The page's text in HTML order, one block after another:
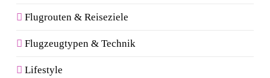
Flugrouten & Reiseziele
Flugzeugtypen & Technik
Lifestyle